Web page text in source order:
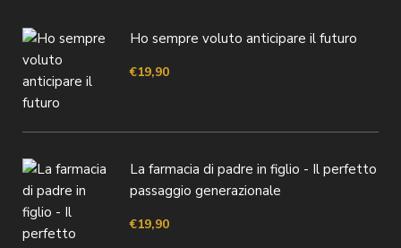
Ho sempre voluto anticipare il futuro
€19,90
La farmacia di padre in figlio - Il perfetto
passaggio generazionale
€19,90